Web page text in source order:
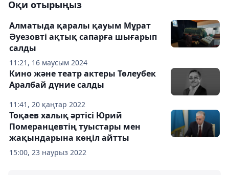
Оқи отырыңыз
11:21, 16 маусым 2024
Алматыда қаралы қауым Мұрат
Әуезовті ақтық сапарға шығарып
салды
11:41, 20 қаңтар 2022
Кино және театр актеры Төлеубек
Аралбай дүние салды
15:00, 23 наурыз 2022
Тоқаев халық әртісі Юрий
Померанцевтің туыстары мен
жақындарына көңіл айтты